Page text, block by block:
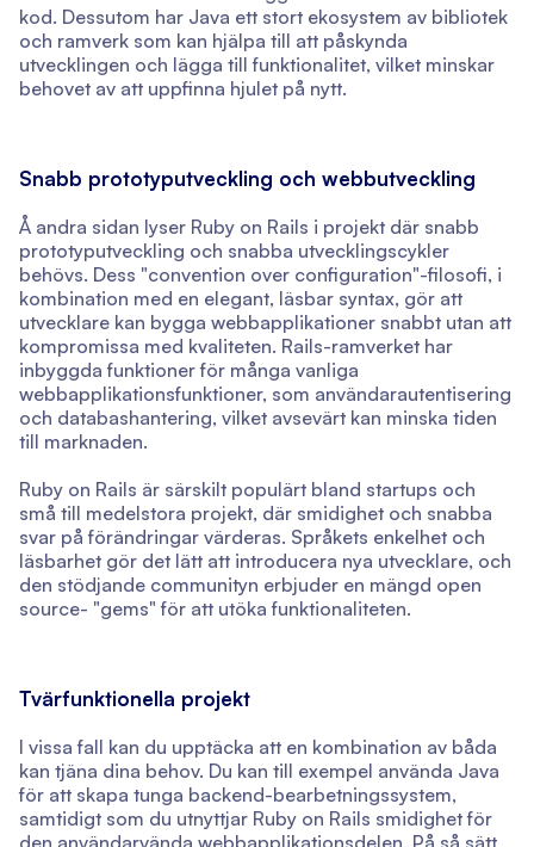
kod. Dessutom har Java ett stort ekosystem av bibliotek
och ramverk som kan hjälpa till att påskynda
utvecklingen och lägga till funktionalitet, vilket minskar
behovet av att uppfinna hjulet på nytt.
Snabb prototyputveckling och webbutveckling
Å andra sidan lyser Ruby on Rails i projekt där snabb
prototyputveckling och snabba utvecklingscykler
behövs. Dess "convention over configuration"-filosofi, i
kombination med en elegant, läsbar syntax, gör att
utvecklare kan bygga webbapplikationer snabbt utan att
kompromissa med kvaliteten. Rails-ramverket har
inbyggda funktioner för många vanliga
webbapplikationsfunktioner, som användarautentisering
och databashantering, vilket avsevärt kan minska tiden
till marknaden.
Ruby on Rails är särskilt populärt bland startups och
små till medelstora projekt, där smidighet och snabba
svar på förändringar värderas. Språkets enkelhet och
läsbarhet gör det lätt att introducera nya utvecklare, och
den stödjande communityn erbjuder en mängd open
source- "gems" för att utöka funktionaliteten.
Tvärfunktionella projekt
I vissa fall kan du upptäcka att en kombination av båda
kan tjäna dina behov. Du kan till exempel använda Java
för att skapa tunga backend-bearbetningssystem,
samtidigt som du utnyttjar Ruby on Rails smidighet för
den användarvända webbapplikationsdelen. På så sätt